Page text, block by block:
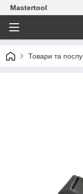
Mastertool
Товари та